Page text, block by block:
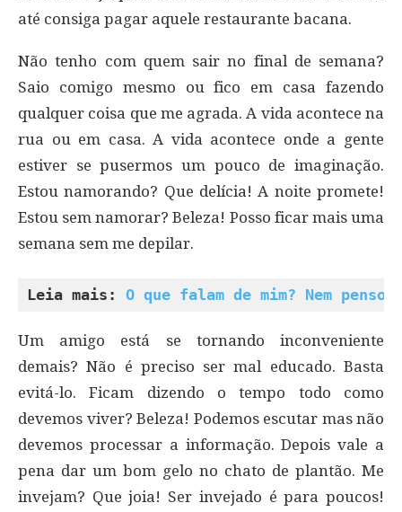
até consiga pagar aquele restaurante bacana.
Não tenho com quem sair no final de semana?
Saio comigo mesmo ou fico em casa fazendo
qualquer coisa que me agrada. A vida acontece na
rua ou em casa. A vida acontece onde a gente
estiver se pusermos um pouco de imaginação.
Estou namorando? Que delícia! A noite promete!
Estou sem namorar? Beleza! Posso ficar mais uma
semana sem me depilar.
Leia mais: O que falam de mim? Nem
Um amigo está se tornando inconveniente
demais? Não é preciso ser mal educado. Basta
evitá-lo. Ficam dizendo o tempo todo como
devemos viver? Beleza! Podemos escutar mas não
devemos processar a informação. Depois vale a
pena dar um bom gelo no chato de plantão. Me
invejam? Que joia! Ser invejado é para poucos!